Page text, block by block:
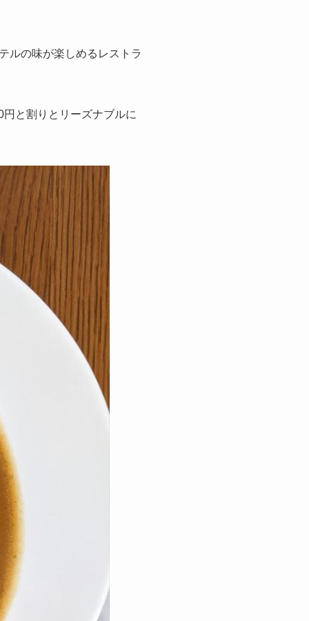
ルの味が楽しめるレストラ
と割りとリーズナブルに